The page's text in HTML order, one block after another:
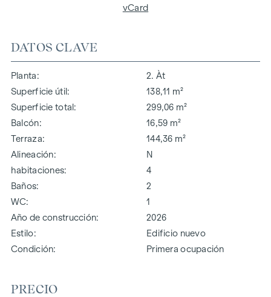
DATOS CLAVE
Planta
2. Àt
Superficie útil
138,11 m²
Superficie total
299,06 m²
Balcón
16,59 m²
Terraza
144,36 m²
Alineación
N
habitaciones
4
Baños
2
WC
1
Año de construcción
2026
Estilo
Edificio nuevo
Condición
Primera ocupación
PRECIO
vCard